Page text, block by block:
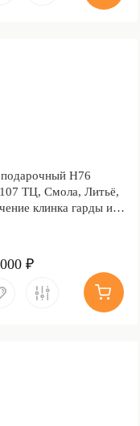
Н76
ТЦ, Смола, Литьё,
клинка гарды и
₽